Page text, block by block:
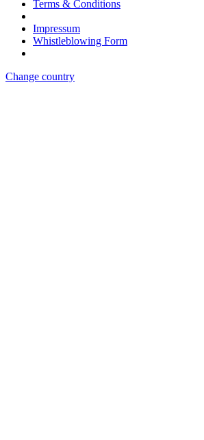
Terms & Conditions
Impressum
Whistleblowing Form
Change country